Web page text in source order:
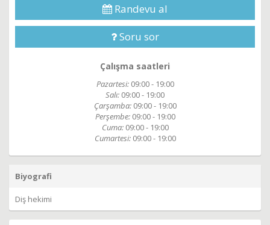
Randevu al
Soru sor
Çalışma saatleri
Pazartesi: 09:00 - 19:00
Salı: 09:00 - 19:00
Çarşamba: 09:00 - 19:00
Perşembe: 09:00 - 19:00
Cuma: 09:00 - 19:00
Cumartesi: 09:00 - 19:00
Biyografi
Diş hekimi